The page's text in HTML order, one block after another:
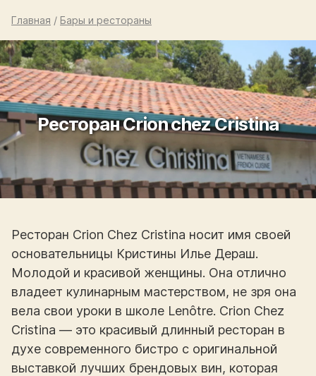
Главная / Бары и рестораны
Ресторан Crion chez Cristina
Ресторан Crion Chez Cristina носит имя своей
основательницы Кристины Илье Дераш.
Молодой и красивой женщины. Она отлично
владеет кулинарным мастерством, не зря она
вела свои уроки в школе Lenôtre. Crion Chez
Cristina — это красивый длинный ресторан в
духе современного бистро с оригинальной
выставкой лучших брендовых вин, которая